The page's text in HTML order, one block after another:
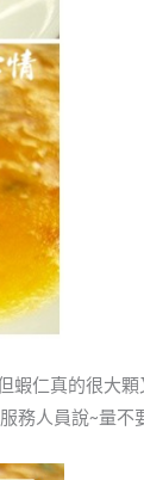
仁真的很大
務人員說~量